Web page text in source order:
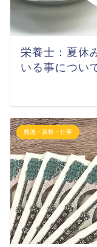
栄養士：夏休
いる事につい
勉強・資格・仕事